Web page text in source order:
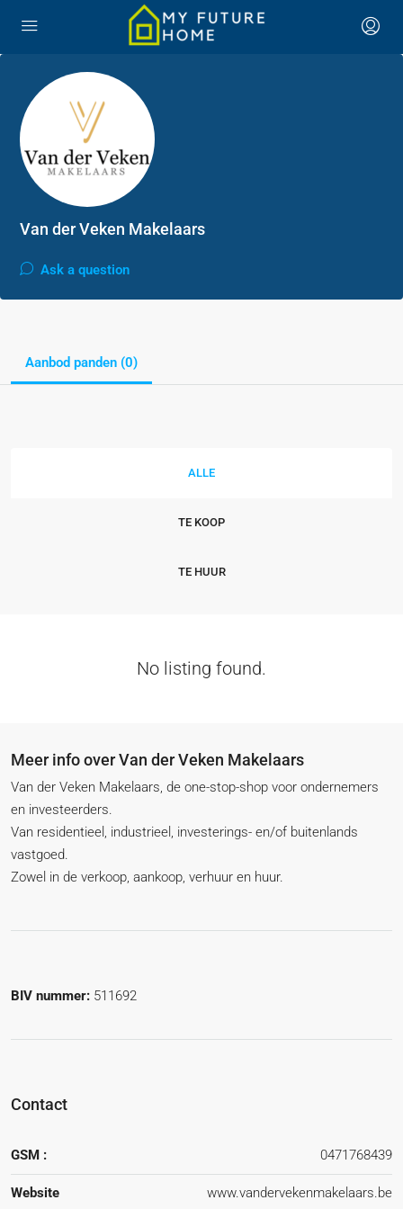
Van der Veken Makelaars
Ask a question
Aanbod panden (0)
ALLE
TE KOOP
TE HUUR
No listing found.
Meer info over Van der Veken Makelaars
Van der Veken Makelaars, de one-stop-shop voor ondernemers
en investeerders.
Van residentieel, industrieel, investerings- en/of buitenlands
vastgoed.
Zowel in de verkoop, aankoop, verhuur en huur.
BIV nummer: 511692
Contact
GSM : 0471768439
Website www.vandervekenmakelaars.be